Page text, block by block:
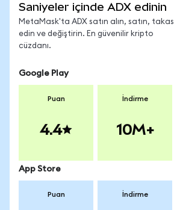
Saniyeler içinde ADX edinin
MetaMask'ta ADX satın alın, satın, takas
edin ve değiştirin. En güvenilir kripto
cüzdanı.
Google Play
Puan
4.4
İndirme
10M+
App Store
Puan İndirme